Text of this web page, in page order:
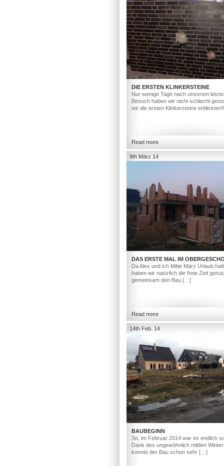
DIE ERSTEN KLINKERSTEINE
Nur wenige Tage nach unserem
Besuch haben wir nicht schlecht
wir die ersten Klinkersteine
Read more
9th März 14
DAS ERSTE MAL IM
Da Alex und ich Mitte März Urlaub
haben wir natürlich die freie Zeit
gemeinsam den Bau […]
Read more
14th Feb. 14
BAUBEGINN
So, im Februar 2014 war es endlich
Dank des ungewöhnlich milden
konnte der Bau schon sehr […]